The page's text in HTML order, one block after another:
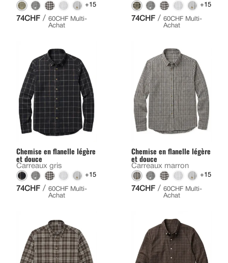
+15
74CHF / 60CHF Multi-
Achat
+15
74CHF / 60CHF Multi-
Achat
Chemise en flanelle légère
et douce
Carreaux gris
+15
74CHF / 60CHF Multi-
Achat
Chemise en flanelle légère
et douce
Carreaux marron
+15
74CHF / 60CHF Multi-
Achat